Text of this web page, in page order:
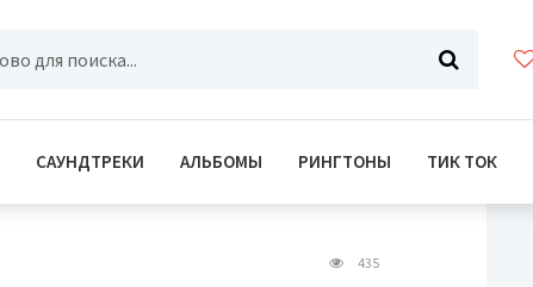
САУНДТРЕКИ АЛЬБОМЫ РИНГТОНЫ ТИК ТОК
435